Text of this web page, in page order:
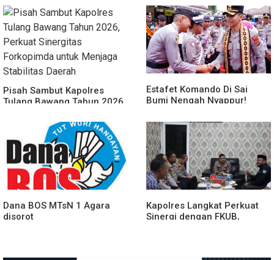
dan Penekanan Pada
Personil
Berlangsung Khidmat
Pisah Sambut Kapolres
Tulang Bawang Tahun 2026,
Forkopimda untuk Menjaga
Stabilitas Daerah
Estafet Komando Di Sai
Bumi Nengah Nyappur!
Dan Penyerahan Tunggul
Kesatuan Polres Tulang
Bawang Berlangsung
Spektakuler
Dana BOS MTsN 1 Agara
disorot
Kapolres Langkat Perkuat
Sinergi dengan FKUB,